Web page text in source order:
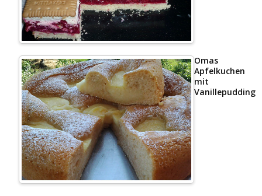
Omas
Apfelkuchen
mit
Vanillepudding